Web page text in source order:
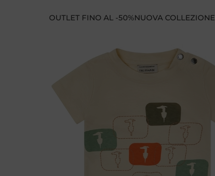
OUTLET FINO AL -50%NUOVA COLLEZIONE